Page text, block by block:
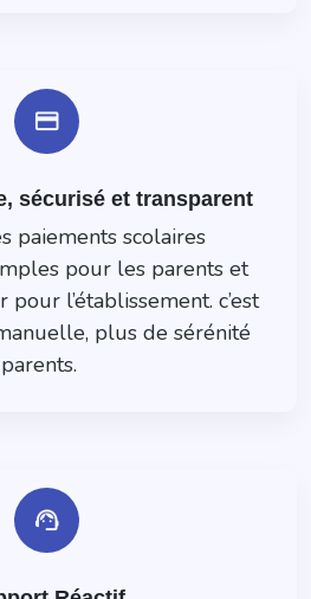
payment
sécurisé et transparent
paiements scolaires
pour les parents et
l’établissement. c’est
plus de sérénité
support_agent